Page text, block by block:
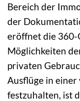
Bereich der
der
eröffnet die 360-
Möglichkeiten
privaten
Ausflüge in
festzuhalten, ist